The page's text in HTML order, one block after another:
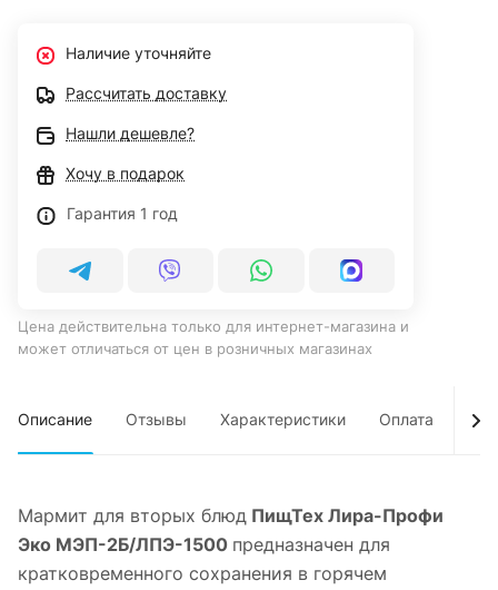
Наличие уточняйте
Рассчитать доставку
Нашли дешевле?
Хочу в подарок
Гарантия 1 год
Цена действительна только для интернет-магазина и
может отличаться от цен в розничных магазинах
Описание Отзывы Характеристики Оплата
Мармит для вторых блюд ПищТех Лира-Профи
Эко МЭП-2Б/ЛПЭ-1500 предназначен для
кратковременного сохранения в горячем